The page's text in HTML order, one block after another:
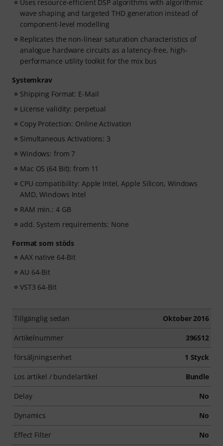
Uses resource-efficient DSP algorithms with algorithmic
wave shaping and targeted THD generation instead of
component-level modelling
Replicates the non-linear saturation characteristics of
analogue hardware circuits as a latency-free, high-
performance utility toolkit for the mix bus
Systemkrav
Shipping Format: E-Mail
License validity: perpetual
Copy Protection: Online Activation
Simultaneous Activations: 3
Windows: from 7
Mac OS (64 Bit): from 11
CPU compatibility: Apple Intel, Apple Silicon, Windows
AMD, Windows Intel
RAM min.: 4 GB
add. System requirements: None
Format som stöds
AAX native 64-Bit
AU 64-Bit
VST3 64-Bit
Tillgänglig sedan Oktober 2016
Artikelnummer 396512
försäljningsenhet 1 Styck
Los artikel / bundelartikel Bundle
Delay No
Dynamics No
Effect Filter No